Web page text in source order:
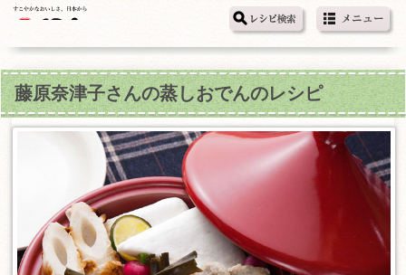
藤原奈津子さんの蒸しおでんのレシピ